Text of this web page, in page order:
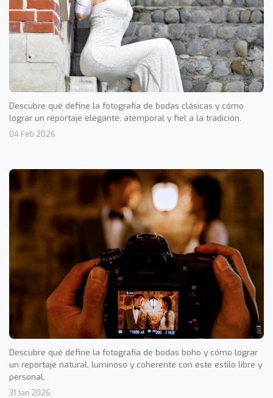
Descubre qué define la fotografía de bodas clásicas y cómo
lograr un reportaje elegante, atemporal y fiel a la tradición.
04 Feb 2026
Descubre qué define la fotografía de bodas boho y cómo lograr
un reportaje natural, luminoso y coherente con este estilo libre y
personal.
31 Jan 2026